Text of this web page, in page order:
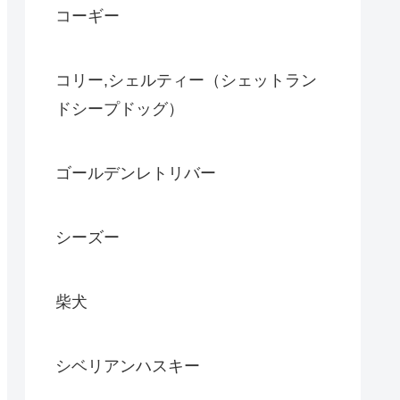
コーギー
コリー,シェルティー（シェットラン
ドシープドッグ）
ゴールデンレトリバー
シーズー
柴犬
シベリアンハスキー